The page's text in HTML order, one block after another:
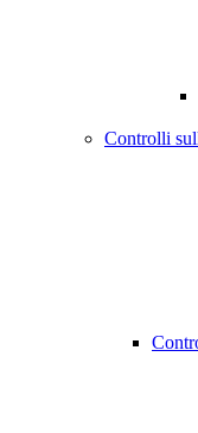
Controlli